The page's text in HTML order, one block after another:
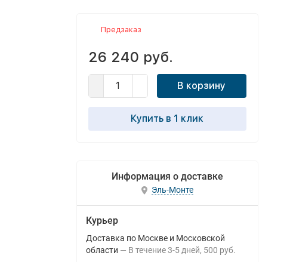
Предзаказ
26 240 руб.
В корзину
Купить в 1 клик
Информация о доставке
Эль-Монте
Курьер
Доставка по Москве и Московской
области
В течение 3-5 дней 500 руб.